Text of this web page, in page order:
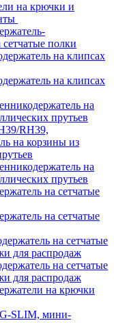
на крючки и
полки
на клипсах
на клипсах
на
прутьев
RH39,
на корзины из
на
прутьев
на сетчатые
на сетчатые
на сетчатые
для распродаж
на сетчатые
для распродаж
на крючки
SLIM, мини-